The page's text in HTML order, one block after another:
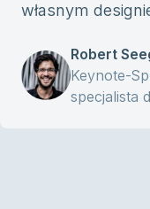
własnym
Robert
Keynote-
specjalista